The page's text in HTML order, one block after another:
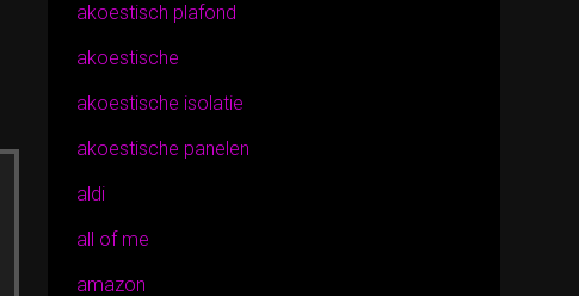
akoestisch plafond
akoestische
akoestische isolatie
akoestische panelen
aldi
all of me
amazon